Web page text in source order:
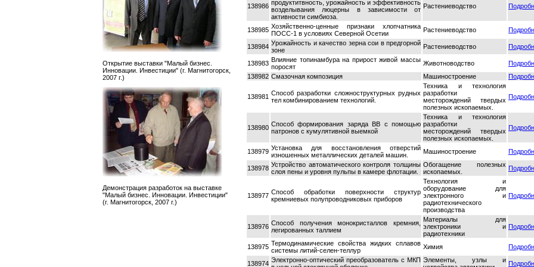
138986 продуктитвность, урожайность и эффективность
возделывания люцерны в зависимости от
активности симбиоза.
Растениеводство
138985 Хозяйственно-ценные признаки хлопчатника
ПОСС-1 в условиях Северной Осетии
Растениеводство
138984 Урожайность и качество зерна сои в предгорной
зоне
Растениеводство
138983 Влияние топинамбура на прирост живой массы
поросят
Животноводство
138982 Смазочная композиция Машиностроение
138981 Способ разработки сложноструктурных рудных
тел комбинированием технологий.
Техника и технология
разработки
месторождений твердых
полезных ископаемых.
138980 Способ формирования заряда ВВ с помощью
патронов с кумулятивной выемкой
Техника и технология
разработки
месторождений твердых
полезных ископаемых.
138979 Установка для восстановления отверстий
изношенных металлических деталей машин.
Машиностроение
138978 Устройство автоматического контроля толщины
слоя пены и уровня пульпы в камере флотации.
Обогащение полезных
ископаемых.
138977 Способ обработки поверхности структур
кремниевых полупроводниковых приборов
Технология и
оборудование для
электронного и
радиотехнического
производства
138976 Способ получения монокристаллов кремния,
легированных таллием
Материалы для
электроники и
радиотехники
138975 Термодинамические свойства жидких сплавов
системы литий-селен-теллур
Химия
138974 Электронно-оптический преобразователь с МКП Элементы, узлы и
Открытие выставки "Малый бизнес.
Инновации. Инвестиции" (г. Магнитогорск,
2007 г.)
Демонстрация разработок на выставке
"Малый бизнес. Инновации. Инвестиции"
(г. Магнитогорск, 2007 г.)